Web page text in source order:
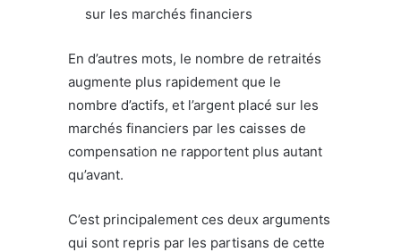
sur les marchés financiers
En d’autres mots, le nombre de retraités
augmente plus rapidement que le
nombre d’actifs, et l’argent placé sur les
marchés financiers par les caisses de
compensation ne rapportent plus autant
qu’avant.
C’est principalement ces deux arguments
qui sont repris par les partisans de cette